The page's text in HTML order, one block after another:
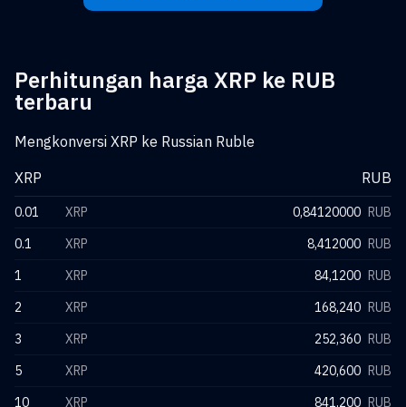
Perhitungan harga XRP ke RUB
terbaru
Mengkonversi XRP ke Russian Ruble
XRP
RUB
0.01 XRP 0,84120000 RUB
0.1
XRP 8,412000 RUB
1
XRP 84,1200 RUB
2
XRP 168,240 RUB
3
XRP 252,360 RUB
5
XRP 420,600 RUB
10
XRP 841,200 RUB